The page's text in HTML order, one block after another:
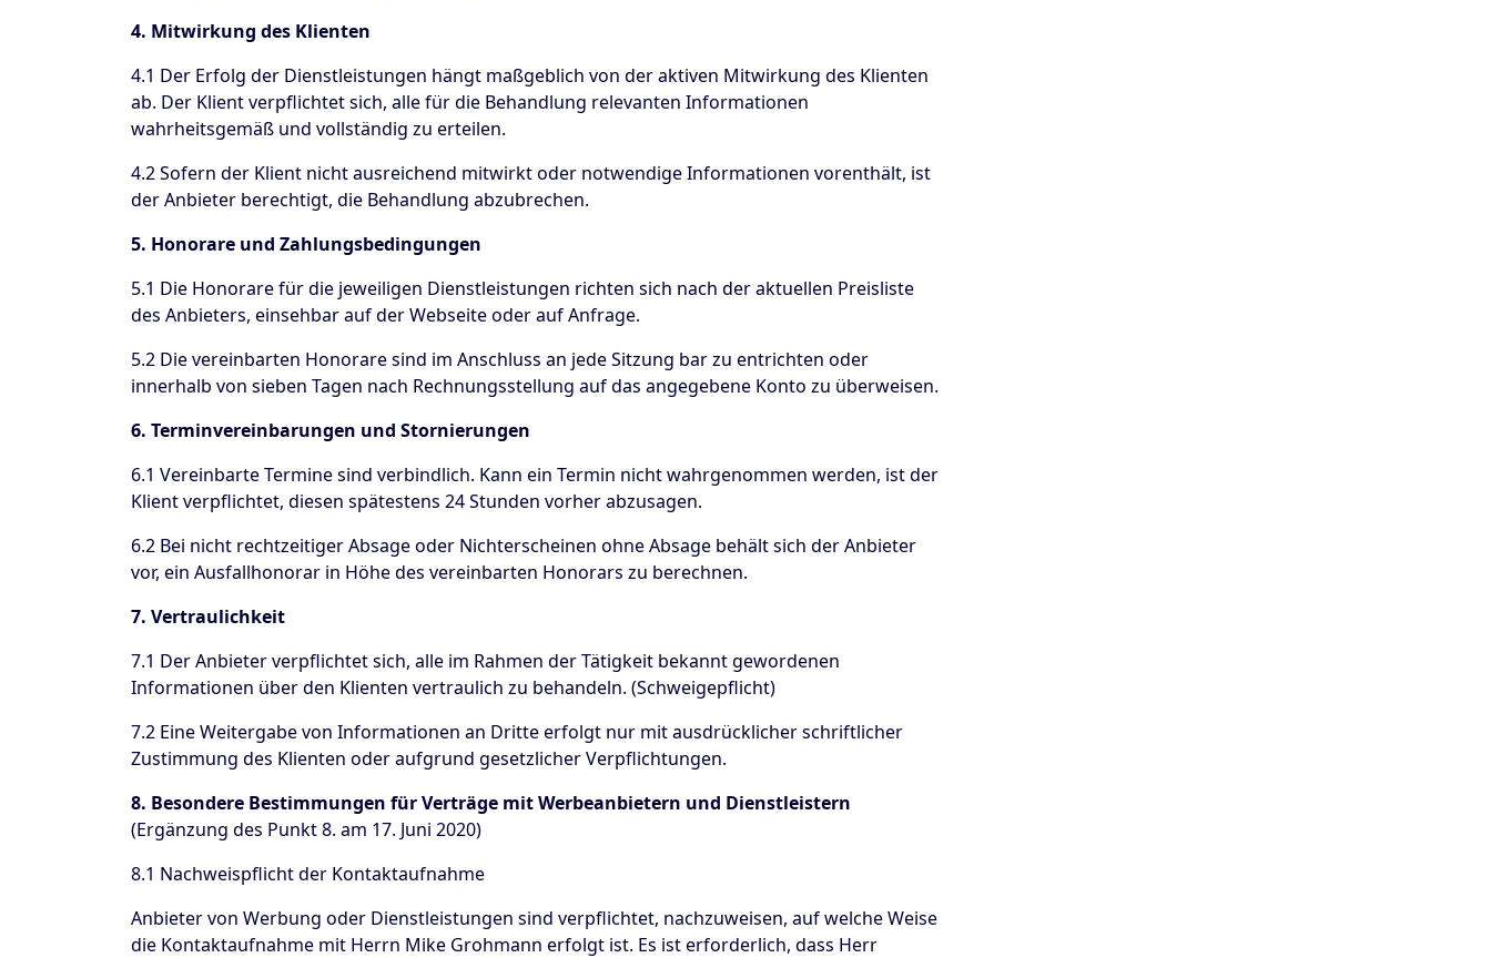
4. Mitwirkung des Klienten
4.1 Der Erfolg der Dienstleistungen hängt maßgeblich von der aktiven Mitwirkung des Klienten
ab. Der Klient verpflichtet sich, alle für die Behandlung relevanten Informationen
wahrheitsgemäß und vollständig zu erteilen.
4.2 Sofern der Klient nicht ausreichend mitwirkt oder notwendige Informationen vorenthält, ist
der Anbieter berechtigt, die Behandlung abzubrechen.
5. Honorare und Zahlungsbedingungen
5.1 Die Honorare für die jeweiligen Dienstleistungen richten sich nach der aktuellen Preisliste
des Anbieters, einsehbar auf der Webseite oder auf Anfrage.
5.2 Die vereinbarten Honorare sind im Anschluss an jede Sitzung bar zu entrichten oder
innerhalb von sieben Tagen nach Rechnungsstellung auf das angegebene Konto zu überweisen.
6. Terminvereinbarungen und Stornierungen
6.1 Vereinbarte Termine sind verbindlich. Kann ein Termin nicht wahrgenommen werden, ist der
Klient verpflichtet, diesen spätestens 24 Stunden vorher abzusagen.
6.2 Bei nicht rechtzeitiger Absage oder Nichterscheinen ohne Absage behält sich der Anbieter
vor, ein Ausfallhonorar in Höhe des vereinbarten Honorars zu berechnen.
7. Vertraulichkeit
7.1 Der Anbieter verpflichtet sich, alle im Rahmen der Tätigkeit bekannt gewordenen
Informationen über den Klienten vertraulich zu behandeln. (Schweigepflicht)
7.2 Eine Weitergabe von Informationen an Dritte erfolgt nur mit ausdrücklicher schriftlicher
Zustimmung des Klienten oder aufgrund gesetzlicher Verpflichtungen.
8. Besondere Bestimmungen für Verträge mit Werbeanbietern und Dienstleistern
(Ergänzung des Punkt 8. am 17. Juni 2020)
8.1 Nachweispflicht der Kontaktaufnahme
Anbieter von Werbung oder Dienstleistungen sind verpflichtet, nachzuweisen, auf welche Weise
die Kontaktaufnahme mit Herrn Mike Grohmann erfolgt ist. Es ist erforderlich, dass Herr